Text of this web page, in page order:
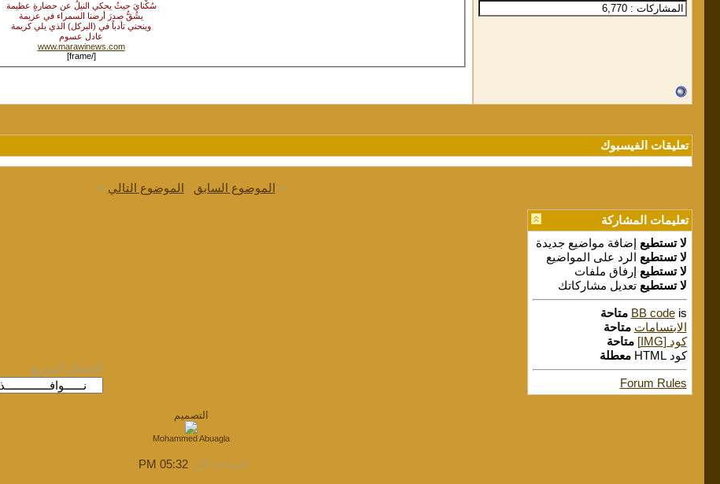
سُكْنايَ حيثُ يحكي النيلُ عن حضارةٍ عظيمة
يشُقُّ صدرَ أرضنا السمراء في عزيمة
وينحني تأدباً في (البركل) الذي يلي كريمة
عادل عسوم
www.marawinews.com
[/frame]
تعليقات الفيسبوك
« الموضوع السابق | الموضوع التالي »
تعليمات المشاركة
لا تستطيع إضافة مواضيع جديدة
لا تستطيع الرد على المواضيع
لا تستطيع إرفاق ملفات
لا تستطيع تعديل مشاركاتك
BB codeis
متاحة
الابتسامات متاحة
كود [IMG]
متاحة
كود HTML
معطلة
Forum Rules
الانتقال السريع
التصميم
Mohammed Abuagla
الساعة الآن05:32 PM
.